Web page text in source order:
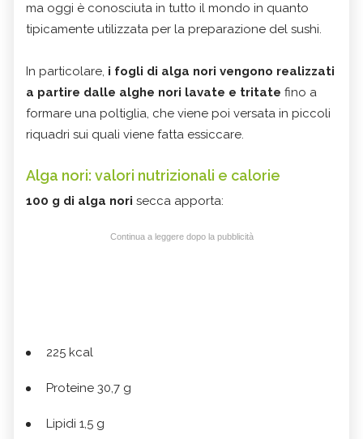
ma oggi è conosciuta in tutto il mondo in quanto
tipicamente utilizzata per la preparazione del sushi.
In particolare, i fogli di alga nori vengono realizzati
a partire dalle alghe nori lavate e tritate fino a
formare una poltiglia, che viene poi versata in piccoli
riquadri sui quali viene fatta essiccare.
Alga nori: valori nutrizionali e calorie
100 g di alga nori secca apporta:
Continua a leggere dopo la pubblicità
225 kcal
Proteine 30,7 g
Lipidi 1,5 g